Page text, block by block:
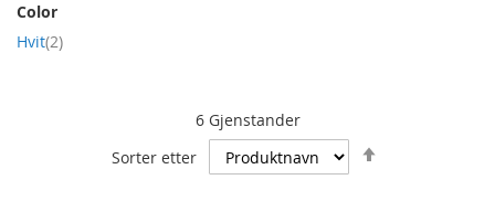
6Gjenstander
Sorter etter
Color
Hvit 2produkt